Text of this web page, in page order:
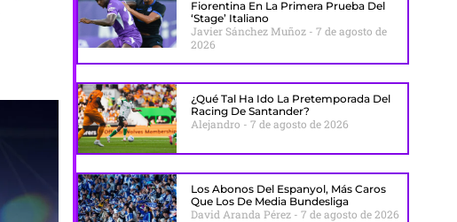
Fiorentina En La Primera Prueba Del
‘stage’ Italiano
Javier Sánchez Muñoz
7 de agosto de
2026
¿Qué Tal Ha Ido La Pretemporada Del
Racing De Santander?
Alejandro 7 de agosto de 2026
Los Abonos Del Espanyol, Más Caros
Que Los De Media Bundesliga
David Aranda Pérez 7 de agosto de 2026